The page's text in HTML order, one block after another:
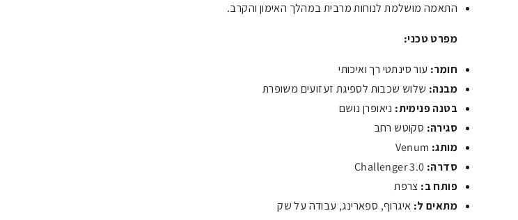
התאמה מושלמת לנוחות מרבית במהלך האימון והקרב.
מפרט טכני:
חומר: עור סינתטי רך ואיכותי
מבנה: שלוש שכבות לספיגת זעזועים משופרת
בטנה פנימית: ניאופרן נושם
סגירה: סקוטש רחב
מותג:
סדרה:
פותח ב: צרפת
מתאים ל: איגרוף, ספארינג, עבודה על שק